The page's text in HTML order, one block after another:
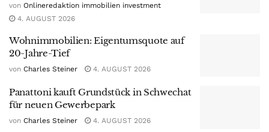
von Onlineredaktion immobilien investment
4. AUGUST 2026
Wohnimmobilien: Eigentumsquote auf
20-Jahre-Tief
von Charles Steiner 4. AUGUST 2026
Panattoni kauft Grundstück in Schwechat
für neuen Gewerbepark
von Charles Steiner 4. AUGUST 2026